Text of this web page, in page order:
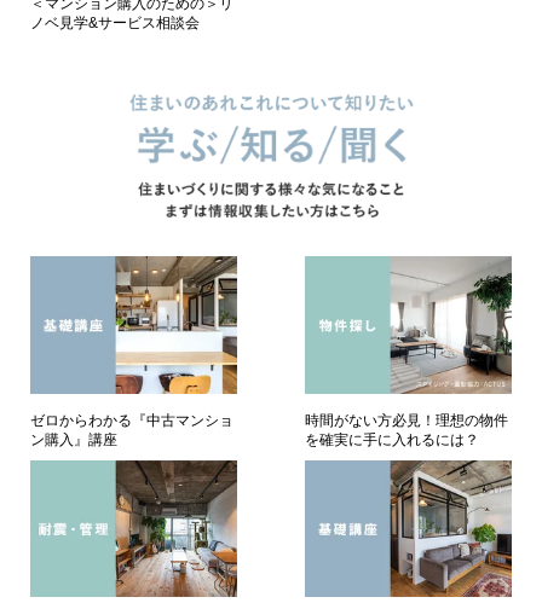
＜マンション購入のための＞リ
ノベ見学&サービス相談会
ゼロからわかる『中古マンショ
ン購入』講座
時間がない方必見！理想の物件
を確実に手に入れるには？